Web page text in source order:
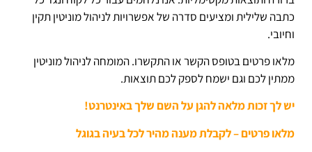
כתבה שלילית ומציעים סדרה של אפשרויות לניהול מוניטין תקין
וחיובי.
מלאו פרטים בטופס הקשר או התקשרו. המומחה לניהול מוניטין
ממתין לכם וגם ישמח לספק לכם תוצאות.
יש לך זכות מלאה להגן על השם שלך באינטרנט!
מלאו פרטים – לקבלת מענה מהיר לכל בעיה בגוגל